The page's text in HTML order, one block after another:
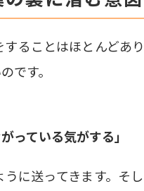
ることはほとんどあ
です。
っている気がする」
に送ってきます。そ